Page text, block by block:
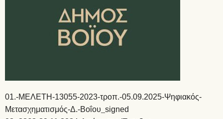
01.-ΜΕΛΕΤΗ-13055-2023-τροπ.-05.09.2025-Ψηφιακός-
Μετασχηματισμός-Δ.-Βοΐου_signed